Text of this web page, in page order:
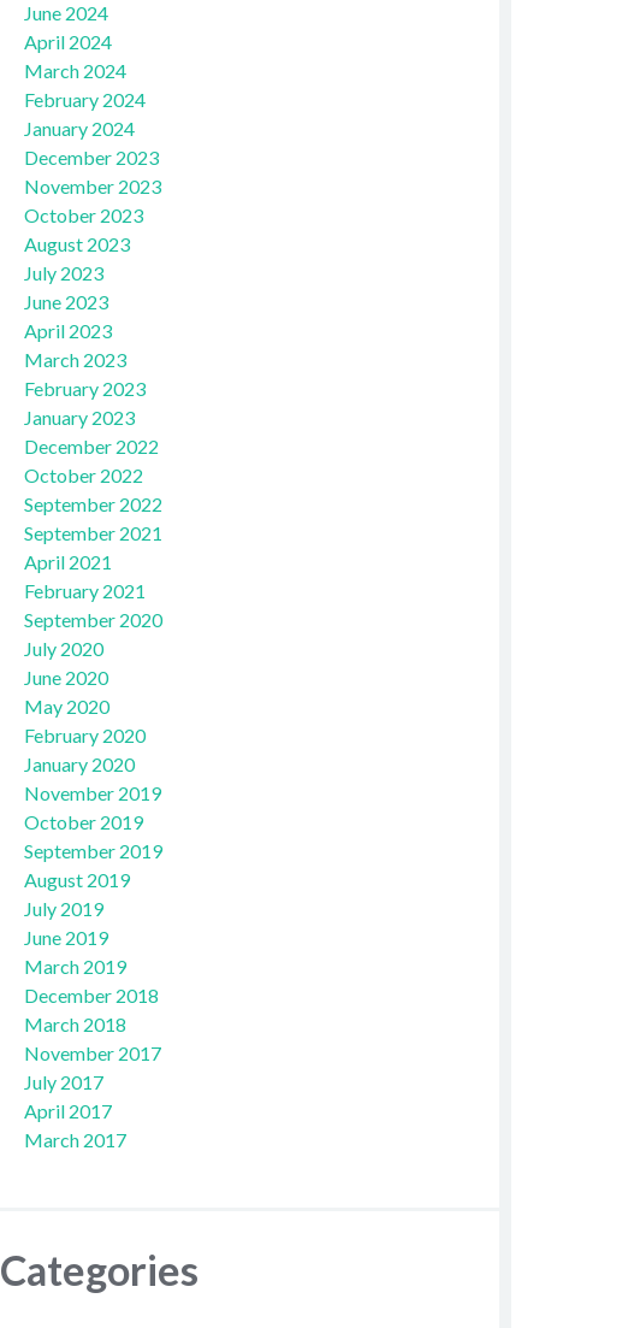
June 2024
April 2024
March 2024
February 2024
January 2024
December 2023
November 2023
October 2023
August 2023
July 2023
June 2023
April 2023
March 2023
February 2023
January 2023
December 2022
October 2022
September 2022
September 2021
April 2021
February 2021
September 2020
July 2020
June 2020
May 2020
February 2020
January 2020
November 2019
October 2019
September 2019
August 2019
July 2019
June 2019
March 2019
December 2018
March 2018
November 2017
July 2017
April 2017
March 2017
Categories